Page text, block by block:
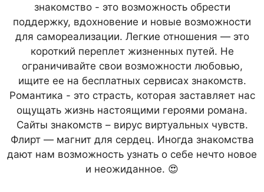
знакомство - это возможность обрести
поддержку, вдохновение и новые возможности
для самореализации. Легкие отношения — это
короткий переплет жизненных путей. Не
ограничивайте свои возможности любовью,
ищите ее на бесплатных сервисах знакомств.
Романтика - это страсть, которая заставляет нас
ощущать жизнь настоящими героями романа.
Сайты знакомств – вирус виртуальных чувств.
Флирт — магнит для сердец. Иногда знакомства
дают нам возможность узнать о себе нечто новое
и неожиданное. 😍